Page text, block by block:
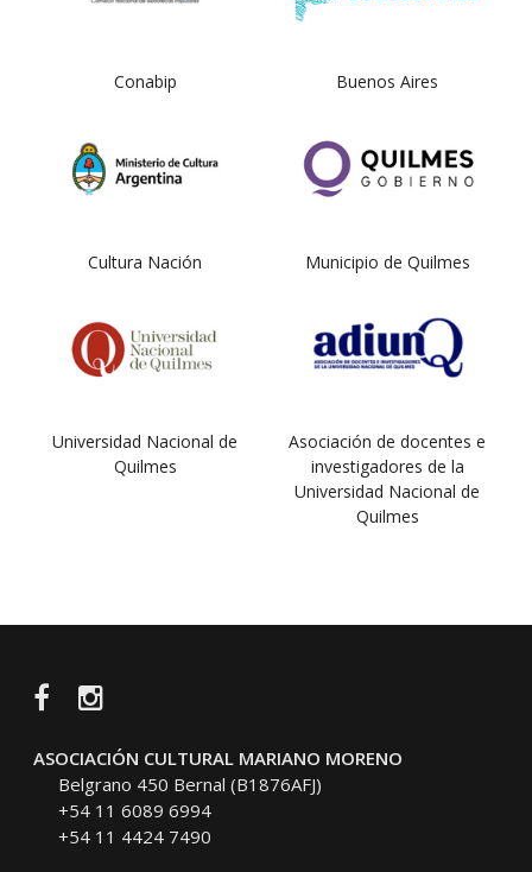
Conabip Buenos Aires
Cultura Nación Municipio de Quilmes
Universidad Nacional de
Quilmes
Asociación de docentes e
investigadores de la
Universidad Nacional de
Quilmes
FacebookInstagram
ASOCIACIÓN CULTURAL MARIANO MORENO
Belgrano 450 Bernal (B1876AFJ)
+54 11 6089 6994
+54 11 4424 7490